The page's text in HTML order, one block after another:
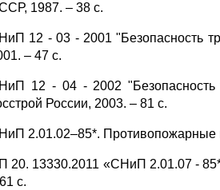
1987. – 38 с.
12 - 03 - 2001 "Безопасность
– 47 с.
12 - 04 - 2002 "Безопасность
России, 2003. – 81 с.
2.01.02–85*. Противопожарные
20. 13330.2011 «СНиП 2.01.07 -
с.